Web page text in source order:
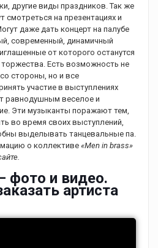
другие виды праздников. Так же
смотреться на презентациях и
даже дать концерт на палубе
современный, динамичный
от которого останутся
торжества. Есть возможность не
стороны, но и все
участие в выступлениях
равнодушным веселое и
Эти музыканты поражают тем,
во время своих выступлений,
выделывать танцевальные па.
о коллективе «Men in brass»
фото и видео.
артиста